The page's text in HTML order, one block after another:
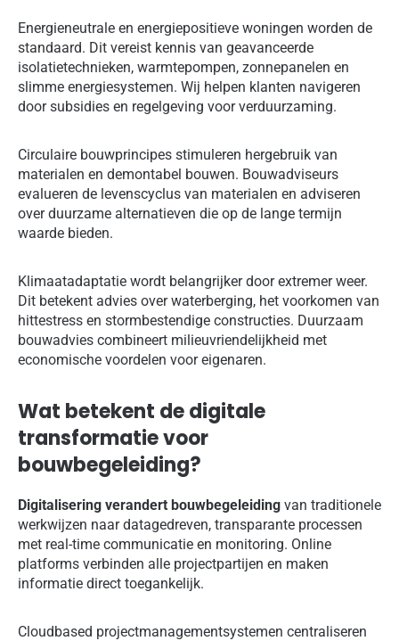
Energieneutrale en energiepositieve woningen worden de
standaard. Dit vereist kennis van geavanceerde
isolatietechnieken, warmtepompen, zonnepanelen en
slimme energiesystemen. Wij helpen klanten navigeren
door subsidies en regelgeving voor verduurzaming.
Circulaire bouwprincipes stimuleren hergebruik van
materialen en demontabel bouwen. Bouwadviseurs
evalueren de levenscyclus van materialen en adviseren
over duurzame alternatieven die op de lange termijn
waarde bieden.
Klimaatadaptatie wordt belangrijker door extremer weer.
Dit betekent advies over waterberging, het voorkomen van
hittestress en stormbestendige constructies. Duurzaam
bouwadvies combineert milieuvriendelijkheid met
economische voordelen voor eigenaren.
Wat betekent de digitale
transformatie voor
bouwbegeleiding?
Digitalisering verandert bouwbegeleiding van traditionele
werkwijzen naar datagedreven, transparante processen
met real-time communicatie en monitoring. Online
platforms verbinden alle projectpartijen en maken
informatie direct toegankelijk.
Cloudbased projectmanagementsystemen centraliseren